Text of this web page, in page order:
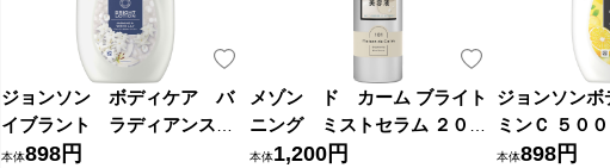
ジョンソン ボディケア バ
イブラント ラディアンス
アロマミルク ５００ｍｌ ＪＮ
本体898円
メゾン ド カーム ブライト
ニング ミストセラム ２００
ｍｌ ナリス化粧品
本体1,200円
ジョンソン
ミンＣ ５０
ンシューマー
本体898円